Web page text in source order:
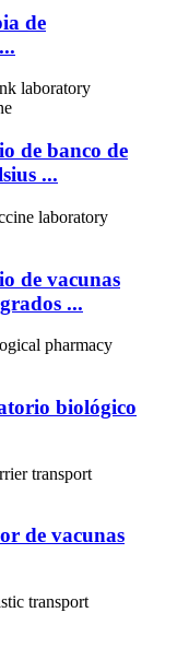
de
de banco de
...
de vacunas
...
biológico
de vacunas